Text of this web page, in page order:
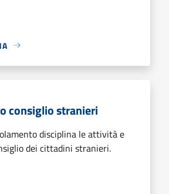
consiglio stranieri
disciplina le attività e
dei cittadini stranieri.